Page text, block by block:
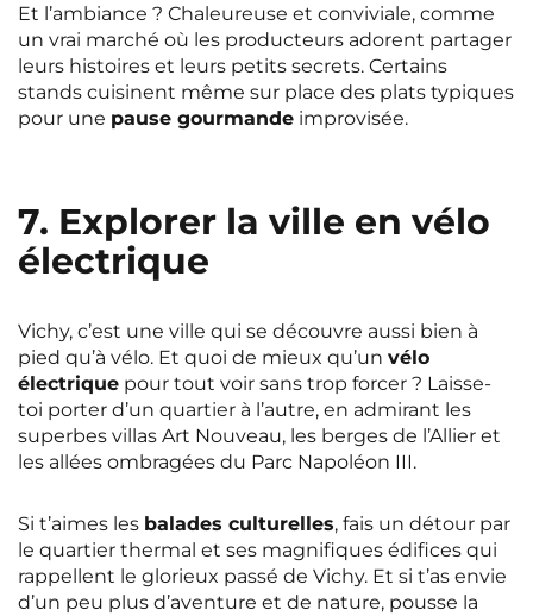
Et l’ambiance ? Chaleureuse et conviviale, comme
un vrai marché où les producteurs adorent partager
leurs histoires et leurs petits secrets. Certains
stands cuisinent même sur place des plats typiques
pour une pause gourmande improvisée.
7. Explorer la ville en vélo
électrique
Vichy, c’est une ville qui se découvre aussi bien à
pied qu’à vélo. Et quoi de mieux qu’un vélo
électrique pour tout voir sans trop forcer ? Laisse-
toi porter d’un quartier à l’autre, en admirant les
superbes villas Art Nouveau, les berges de l’Allier et
les allées ombragées du Parc Napoléon III.
Si t’aimes les balades culturelles, fais un détour par
le quartier thermal et ses magnifiques édifices qui
rappellent le glorieux passé de Vichy. Et si t’as envie
d’un peu plus d’aventure et de nature, pousse la